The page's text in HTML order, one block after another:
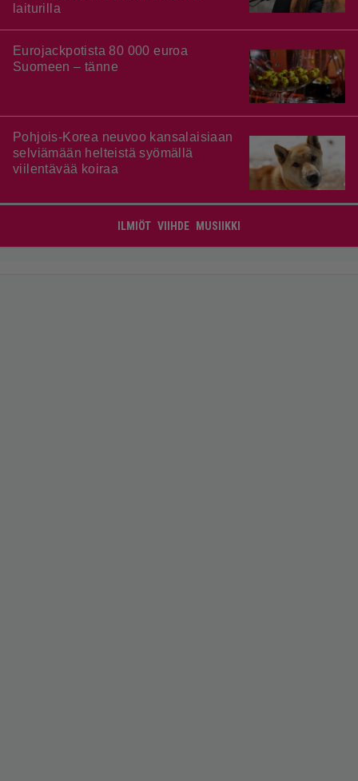
laiturilla
Eurojackpotista 80 000 euroa
Suomeen – tänne
Pohjois-Korea neuvoo kansalaisiaan
selviämään helteistä syömällä
viilentävää koiraa
ILMIÖT VIIHDE MUSIIKKI